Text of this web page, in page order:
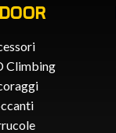
Climbing